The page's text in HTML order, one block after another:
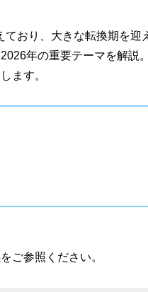
おり、大きな転換期を迎
年の重要テーマを解説
ます。
をご参照ください。